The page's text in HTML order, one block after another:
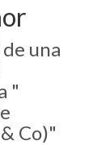
una
"
Co)"